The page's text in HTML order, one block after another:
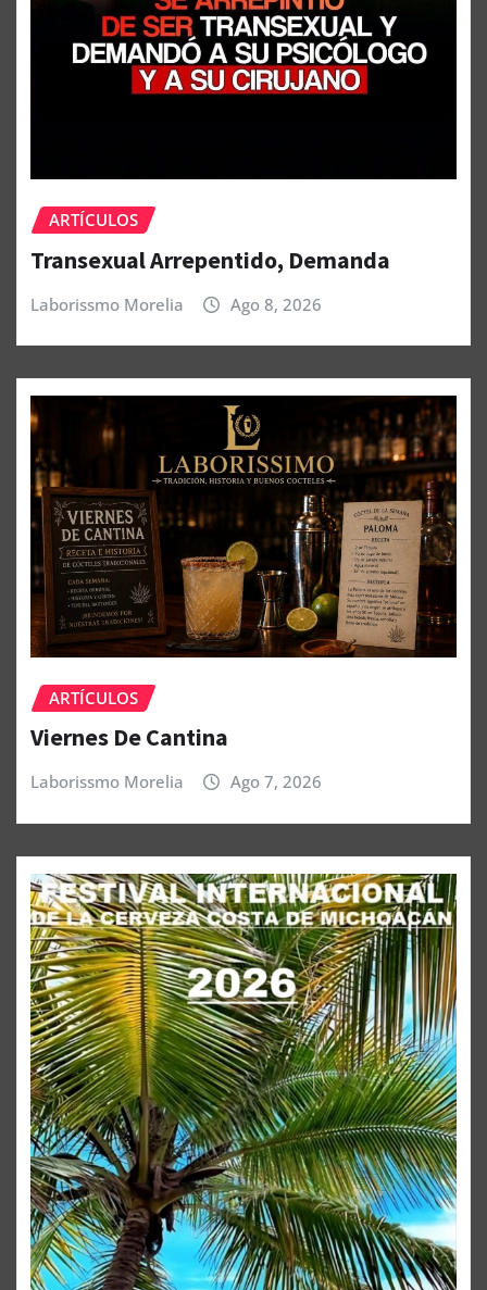
ARTÍCULOS
Transexual Arrepentido, Demanda
Laborissmo Morelia Ago 8, 2026
ARTÍCULOS
Viernes De Cantina
Laborissmo Morelia Ago 7, 2026